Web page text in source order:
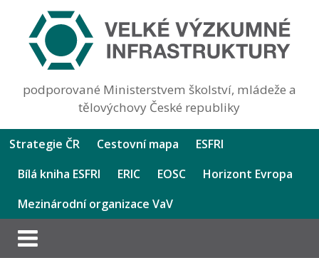
podporované Ministerstvem školství, mládeže a
tělovýchovy České republiky
Strategie ČR Cestovní mapa
ESFRI
Bílá kniha ESFRI
ERIC EOSC
Horizont Evropa
Mezinárodní organizace VaV